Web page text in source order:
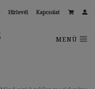
Hírlevél Kapcsolat
MENÜ